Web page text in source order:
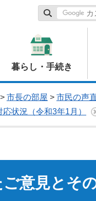
暮らし・手続き
市長の部屋 > 市民の声
状況（令和3年1月）
意見とそ